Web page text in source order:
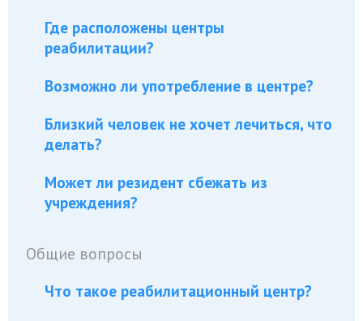
Где расположены центры
реабилитации?
Возможно ли употребление в центре?
Близкий человек не хочет лечиться, что
делать?
Может ли резидент сбежать из
учреждения?
Общие вопросы
Что такое реабилитационный центр?